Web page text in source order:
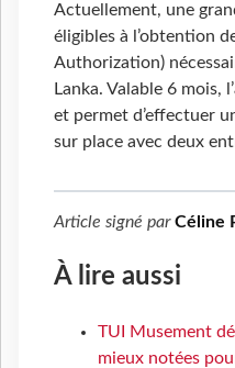
Actuellement, une
éligibles à l’obtention
Authorization)
Lanka. Valable 6 mois,
et permet d’effectuer
sur place avec deux
Article signé parCéline
À lire aussi
TUI Musement
mieux notées